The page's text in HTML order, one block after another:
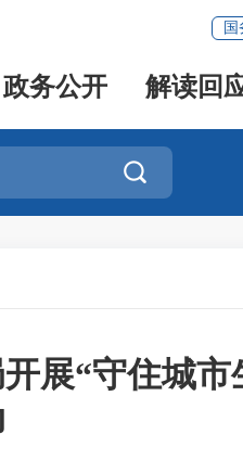
国
政务公开 解读回

展“守住城